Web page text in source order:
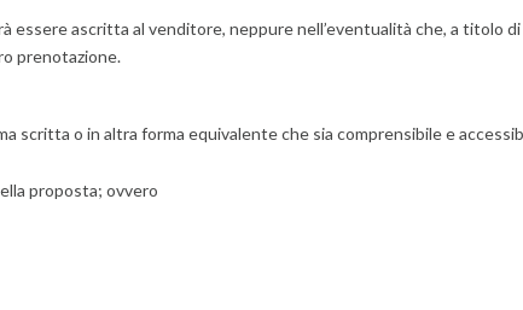
ascritta al venditore, neppure nell’eventualità che, a titolo
prenotazione.
scritta o in altra forma equivalente che sia comprensibile e
proposta; ovvero